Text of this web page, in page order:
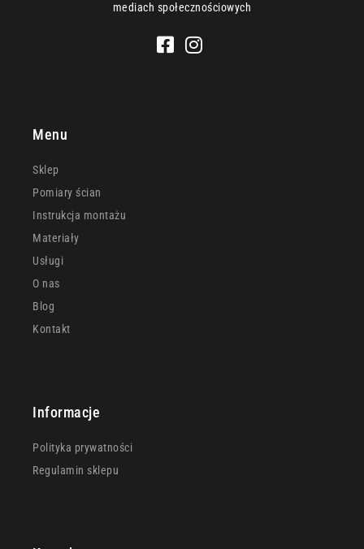
mediach społecznościowych
Informacje
Polityka prywatności
Regulamin sklepu
Menu
Sklep
Pomiary ścian
Instrukcja montażu
Materiały
Usługi
O nas
Blog
Kontakt